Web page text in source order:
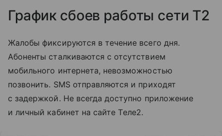
График сбоев работы сети T2
Жалобы фиксируются в течение всего дня.
Абоненты сталкиваются с отсутствием
мобильного интернета, невозможностью
позвонить. SMS отправляются и приходят
с задержкой. Не всегда доступно приложение
и личный кабинет на сайте Tеле2.